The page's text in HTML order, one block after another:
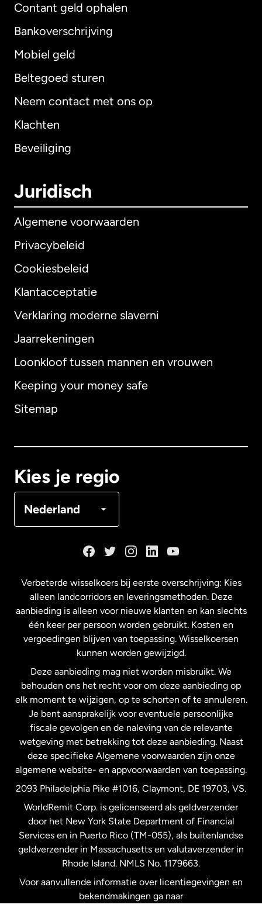
Contant geld ophalen
Bankoverschrijving
Mobiel geld
Beltegoed sturen
Neem contact met ons op
Klachten
Beveiliging
Juridisch
Algemene voorwaarden
Privacybeleid
Cookiesbeleid
Klantacceptatie
Verklaring moderne slaverni
Jaarrekeningen
Loonkloof tussen mannen en vrouwen
Keeping your money safe
Sitemap
Kies je regio
Nederland
Internationaal English
Australië
Maleisië
Nederland
Nieuw-Zeeland
Spanje
Verenigd Koninkrijk
Verenigde Staten English
Verenigde Staten Español
Zweden
Verbeterde wisselkoers bij eerste overschrijving: Kies
alleen landcorridors en leveringsmethoden. Deze
aanbieding is alleen voor nieuwe klanten en kan slechts
één keer per persoon worden gebruikt. Kosten en
vergoedingen blijven van toepassing. Wisselkoersen
kunnen worden gewijzigd.
Deze aanbieding mag niet worden misbruikt. We
behouden ons het recht voor om deze aanbieding op
elk moment te wijzigen, op te schorten of te annuleren.
Je bent aansprakelijk voor eventuele persoonlijke
fiscale gevolgen en de naleving van de relevante
wetgeving met betrekking tot deze aanbieding. Naast
deze specifieke Algemene voorwaarden zijn onze
algemene website- en appvoorwaarden van toepassing.
2093 Philadelphia Pike #1016, Claymont, DE 19703, VS.
WorldRemit Corp. is gelicenseerd als geldverzender
door het New York State Department of Financial
Services en in Puerto Rico (TM-055), als buitenlandse
geldverzender in Massachusetts en valutaverzender in
Rhode Island. NMLS No. 1179663.
Voor aanvullende informatie over licentiegevingen en
bekendmakingen ga naar